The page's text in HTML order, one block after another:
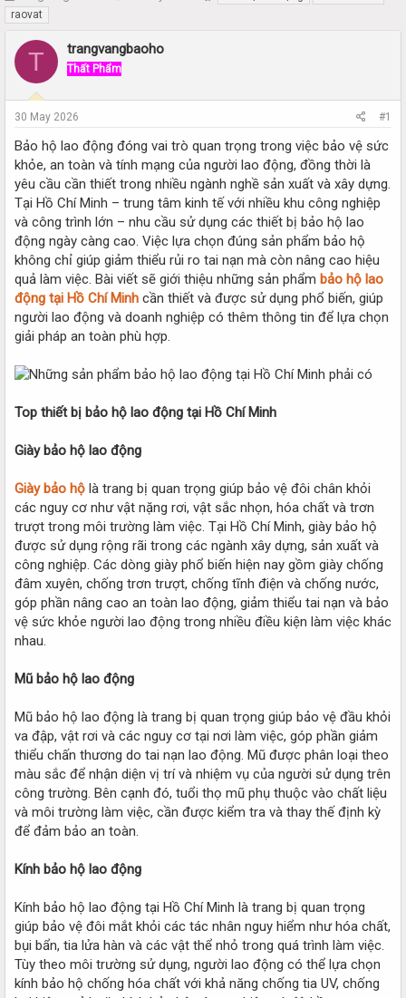
h
r
e
d
a
r
e
r
r
raovat
T trangvangbaoho
Thất Phẩm
30 May 2026 #1
Bảo hộ lao động đóng vai trò quan trọng trong việc bảo vệ sức
khỏe, an toàn và tính mạng của người lao động, đồng thời là
yêu cầu cần thiết trong nhiều ngành nghề sản xuất và xây dựng.
Tại Hồ Chí Minh – trung tâm kinh tế với nhiều khu công nghiệp
và công trình lớn – nhu cầu sử dụng các thiết bị bảo hộ lao
động ngày càng cao. Việc lựa chọn đúng sản phẩm bảo hộ
không chỉ giúp giảm thiểu rủi ro tai nạn mà còn nâng cao hiệu
quả làm việc. Bài viết sẽ giới thiệu những sản phẩm bảo hộ lao
động tại Hồ Chí Minh cần thiết và được sử dụng phổ biến, giúp
người lao động và doanh nghiệp có thêm thông tin để lựa chọn
giải pháp an toàn phù hợp.
Top thiết bị bảo hộ lao động tại Hồ Chí Minh
Giày bảo hộ lao động
Giày bảo hộ là trang bị quan trọng giúp bảo vệ đôi chân khỏi
các nguy cơ như vật nặng rơi, vật sắc nhọn, hóa chất và trơn
trượt trong môi trường làm việc. Tại Hồ Chí Minh, giày bảo hộ
được sử dụng rộng rãi trong các ngành xây dựng, sản xuất và
công nghiệp. Các dòng giày phổ biến hiện nay gồm giày chống
đâm xuyên, chống trơn trượt, chống tĩnh điện và chống nước,
góp phần nâng cao an toàn lao động, giảm thiểu tai nạn và bảo
vệ sức khỏe người lao động trong nhiều điều kiện làm việc khác
nhau.
Mũ bảo hộ lao động
Mũ bảo hộ lao động là trang bị quan trọng giúp bảo vệ đầu khỏi
va đập, vật rơi và các nguy cơ tại nơi làm việc, góp phần giảm
thiểu chấn thương do tai nạn lao động. Mũ được phân loại theo
màu sắc để nhận diện vị trí và nhiệm vụ của người sử dụng trên
công trường. Bên cạnh đó, tuổi thọ mũ phụ thuộc vào chất liệu
và môi trường làm việc, cần được kiểm tra và thay thế định kỳ
để đảm bảo an toàn.
Kính bảo hộ lao động
Kính bảo hộ lao động tại Hồ Chí Minh là trang bị quan trọng
giúp bảo vệ đôi mắt khỏi các tác nhân nguy hiểm như hóa chất,
bụi bẩn, tia lửa hàn và các vật thể nhỏ trong quá trình làm việc.
Tùy theo môi trường sử dụng, người lao động có thể lựa chọn
kính bảo hộ chống hóa chất với khả năng chống tia UV, chống